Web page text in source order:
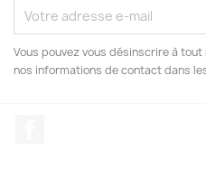
Vous pouvez vous désinscrire à
nos informations de contact dans